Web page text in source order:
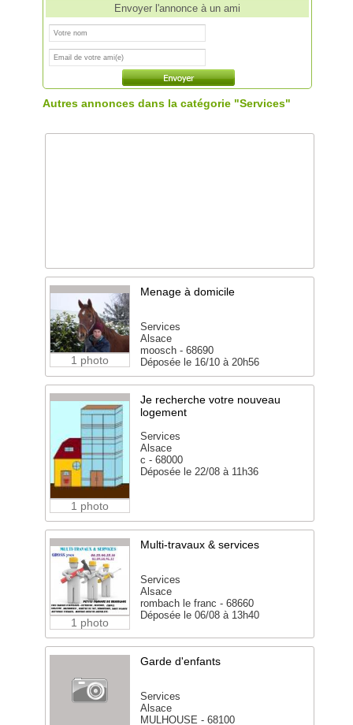
Envoyer l'annonce à un ami
Autres annonces dans la catégorie "Services"
1 photo
Menage à domicile
Services
Alsace
moosch - 68690
Déposée le 16/10 à 20h56
1 photo
Je recherche votre nouveau
logement
Services
Alsace
c - 68000
Déposée le 22/08 à 11h36
1 photo
Multi-travaux & services
Services
Alsace
rombach le franc - 68660
Déposée le 06/08 à 13h40
Garde d'enfants
Services
Alsace
MULHOUSE - 68100